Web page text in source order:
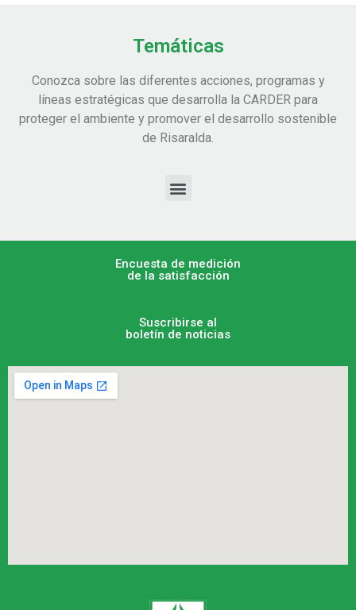
Temáticas
Conozca sobre las diferentes acciones, programas y
líneas estratégicas que desarrolla la CARDER para
proteger el ambiente y promover el desarrollo sostenible
de Risaralda.
Encuesta de medición
de la satisfacción
Suscribirse al
boletín de noticias